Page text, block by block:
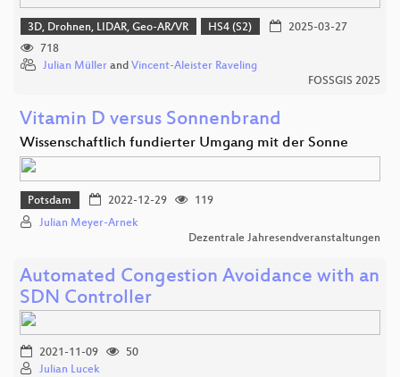
3D, Drohnen, LIDAR, Geo-AR/VR HS4 (S2)
2025-03-27
718
Julian Müller and Vincent-Aleister Raveling
FOSSGIS 2025
Vitamin D versus Sonnenbrand
Wissenschaftlich fundierter Umgang mit der Sonne
Potsdam 2022-12-29
119
Julian Meyer-Arnek
Dezentrale Jahresendveranstaltungen
Automated Congestion Avoidance with an
SDN Controller
2021-11-09
50
Julian Lucek